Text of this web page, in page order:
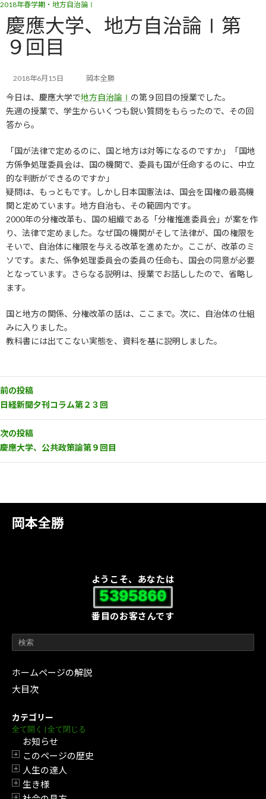
コ
テ
ッ
プ
ナ
ゲ
移
動
岡本全勝
ようこそ、あなたは
5395860
番目のお客さんです
ホームページの解説
大目次
カテゴリー
全て開く | 全て閉じる
お知らせ
開閉
このページの歴史
開閉
人生の達人
開閉
生き様
2018年春学期・地方自治論Ⅰ
慶應大学、地方自治論Ⅰ第
９回目
2018年6月15日 岡本全勝
今日は、慶應大学で地方自治論Ⅰ の第９回目の授業でした。
先週の授業で、学生からいくつも鋭い質問をもらったので、その回
答から。
「国が法律で定めるのに、国と地方は対等になるのですか」「国地
方係争処理委員会は、国の機関で、委員も国が任命するのに、中立
的な判断ができるのですか」
疑問は、もっともです。しかし日本国憲法は、国会を国権の最高機
関と定めています。地方自治も、その範囲内です。
2000年の分権改革も、国の組織である「分権推進委員会」が案を作
り、法律で定めました。なぜ国の機関がそして法律が、国の権限を
そいで、自治体に権限を与える改革を進めたか。ここが、改革のミ
ソです。また、係争処理委員会の委員の任命も、国会の同意が必要
となっています。さらなる説明は、授業でお話ししたので、省略し
ます。
国と地方の関係、分権改革の話は、ここまで。次に、自治体の仕組
みに入りました。
教科書には出てこない実態を、資料を基に説明しました。
前の投稿
日経新聞夕刊コラム第２３回
次の投稿
慶應大学、公共政策論第９回目